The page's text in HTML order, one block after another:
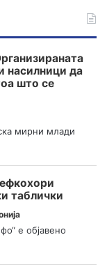
насилници да
што се
мирни млади
таблички
е објавено